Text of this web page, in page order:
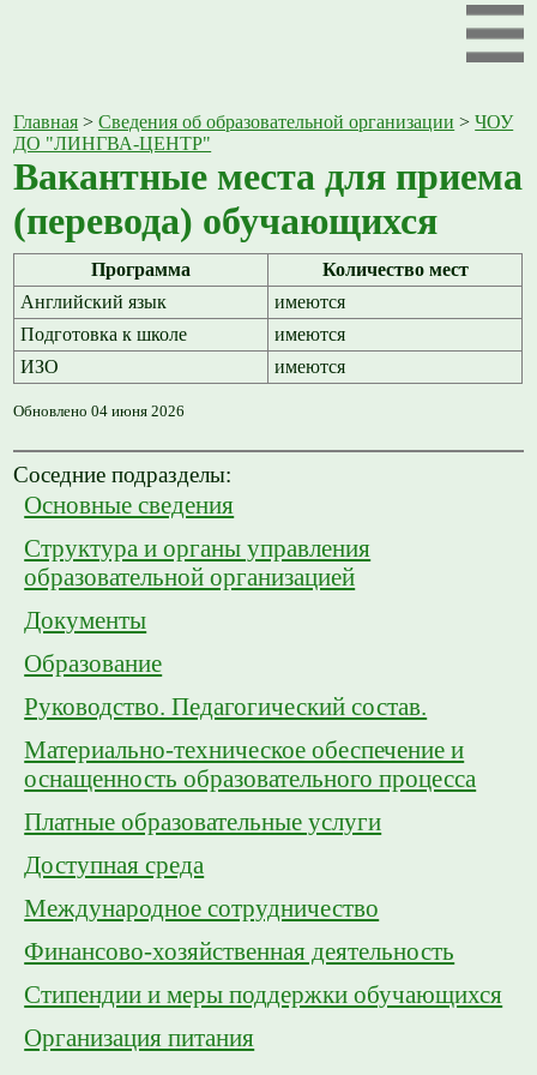
Главная >Сведения об образовательной организации >ЧОУ
ДО "ЛИНГВА-ЦЕНТР"
Вакантные места для приема
(перевода) обучающихся
Программа
Количество мест
Английский язык
имеются
Подготовка к школе
имеются
ИЗО
имеются
Обновлено 04 июня 2026
Соседние подразделы:
Основные сведения
Структура и органы управления
образовательной организацией
Документы
Образование
Руководство. Педагогический состав.
Материально-техническое обеспечение и
оснащенность образовательного процесса
Платные образовательные услуги
Доступная среда
Международное сотрудничество
Финансово-хозяйственная деятельность
Стипендии и меры поддержки обучающихся
Организация питания